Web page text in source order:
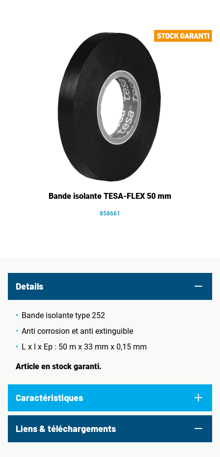
Bande isolante TESA-FLEX 50 mm
858661
Details
Bande isolante type 252
Anti corrosion et anti extinguible
L x l x Ep : 50 m x 33 mm x 0,15 mm
Article en stock garanti.
Caractéristiques
Liens & téléchargements